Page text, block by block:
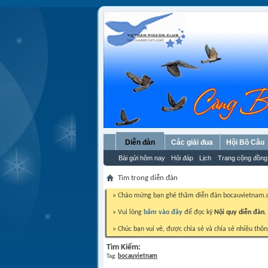
Diễn đàn
Bài gửi hôm nay Hỏi đáp Lịch Trang cộng đồng
Các giải đua Hội Bồ Câu
Tìm trong diễn đàn
» Chào mừng bạn ghé thăm diễn đàn
» Vui lòng bấm vào đây để đọc kỹ Nội quy diễn đàn.
» Chúc bạn vui vẻ, được chia sẻ và chia sẻ nhiều
Tìm Kiếm:
Tag: bocauvietnam